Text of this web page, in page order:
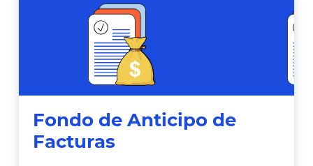
Fondo de Anticipo de
Facturas